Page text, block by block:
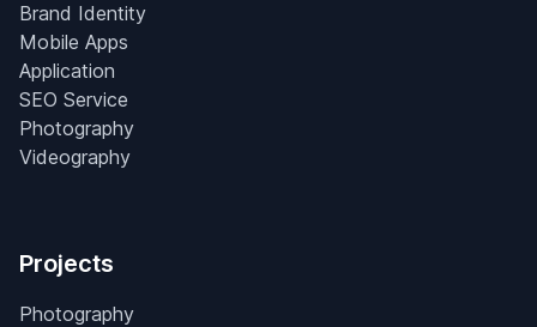
Brand Identity
Mobile Apps
Application
SEO Service
Photography
Videography
Projects
Photography